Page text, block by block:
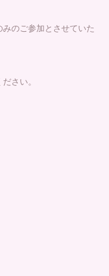
のご参加とさせていた
さい。